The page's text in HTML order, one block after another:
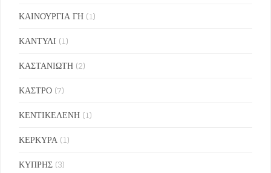
ΚΑΙΝΟΥΡΓΙΑ ΓΗ (1)
ΚΑΝΤΥΛΙ (1)
ΚΑΣΤΑΝΙΩΤΗ (2)
ΚΑΣΤΡΟ (7)
ΚΕΝΤΙΚΕΛΕΝΗ (1)
ΚΕΡΚΥΡΑ (1)
ΚΥΠΡΗΣ (3)